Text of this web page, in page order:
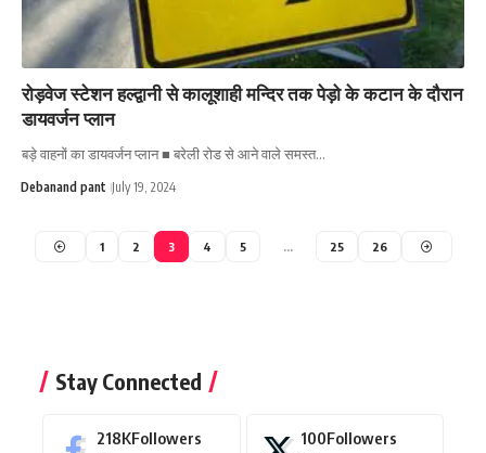
रोड़वेज स्टेशन हल्द्वानी से कालूशाही मन्दिर तक पेड़ो के कटान के दौरान
डायवर्जन प्लान
बड़े वाहनों का डायवर्जन प्लान ■ बरेली रोड से आने वाले समस्त…
Debanand pant July 19, 2024
1 2 3 4 5 … 25 26
Stay Connected
218KFollowers 100Followers